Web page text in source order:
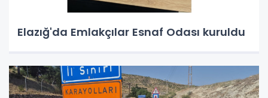
Elazığ'da Emlakçılar Esnaf Odası kuruldu